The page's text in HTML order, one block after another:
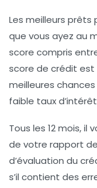
Les meilleurs
que vous ayez au
score compris
score de crédit est
meilleures
faible taux
Tous les 12 mois,
de votre rapport
d’évaluation du
s’il contient des